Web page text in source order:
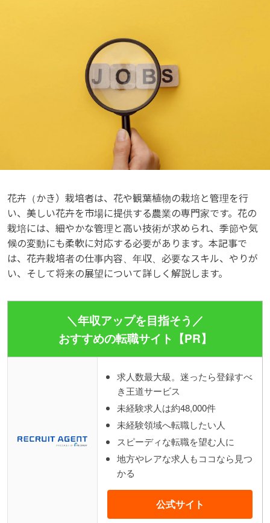
花卉（かき）栽培者は、花や観葉植物の栽培と管理を行
い、美しい花卉を市場に提供する農業の専門家です。花の
栽培には、細やかな管理と高い技術が求められ、季節や気
候の変動にも柔軟に対応する必要があります。本記事で
は、花卉栽培者の仕事内容、年収、必要なスキル、やりが
い、そして将来の展望について詳しく解説します。
＼年収アップを目指そう／
おすすめの転職サイト【PR】
求人数最大級。迷ったら登録すべ
き王道サービス
未経験求人は約48,000件
未経験領域へ転職したい人
スピーディな転職を望む人に
地方やレアな求人もココなら見つ
かる
公式サイト